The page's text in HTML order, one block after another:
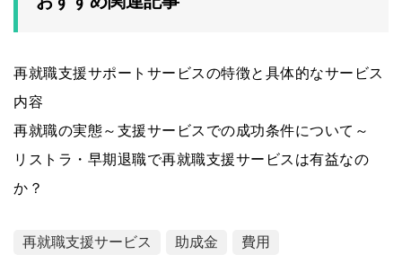
再就職支援サポートサービスの特徴と具体的なサービス
内容
再就職の実態～支援サービスでの成功条件について～
リストラ・早期退職で再就職支援サービスは有益なの
か？
再就職支援サービス 助成金 費用